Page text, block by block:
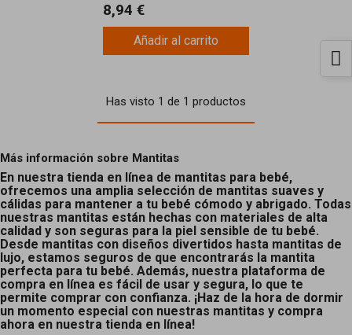
8,94 €
Añadir al carrito
Has visto 1 de 1 productos
Más información sobre Mantitas
En nuestra tienda en línea de mantitas para bebé,
ofrecemos una amplia selección de mantitas suaves y
cálidas para mantener a tu bebé cómodo y abrigado. Todas
nuestras mantitas están hechas con materiales de alta
calidad y son seguras para la piel sensible de tu bebé.
Desde mantitas con diseños divertidos hasta mantitas de
lujo, estamos seguros de que encontrarás la mantita
perfecta para tu bebé. Además, nuestra plataforma de
compra en línea es fácil de usar y segura, lo que te
permite comprar con confianza. ¡Haz de la hora de dormir
un momento especial con nuestras mantitas y compra
ahora en nuestra tienda en línea!